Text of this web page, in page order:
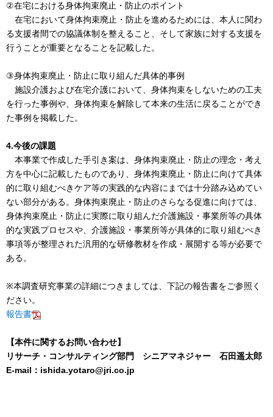
②在宅における身体拘束廃止・防止のポイント
在宅において身体拘束廃止・防止を進めるためには、本人に関わ
る支援者間での協議体制を整えること、そして家族に対する支援を
行うことが重要となることを記載した。
③身体拘束廃止・防止に取り組んだ具体的事例
施設介護および在宅介護において、身体拘束をしないための工夫
を行った事例や、身体拘束を解除して本来の生活に戻ることができ
た事例を掲載した。
4.今後の課題
本事業で作成した手引き案は、身体拘束廃止・防止の理念・考え
方を中心に記載したものであり、身体拘束廃止・防止に向けて具体
的に取り組むべきケア等の実践的な内容にまでは十分踏み込めてい
ない部分がある。身体拘束廃止・防止のさらなる促進に向けては、
身体拘束廃止・防止に実際に取り組んだ介護施設・事業所等の具体
的な実践プロセスや、介護施設・事業所等が具体的に取り組むべき
事項等が整理された汎用的な研修教材を作成・展開する等が必要で
ある。
※本調査研究事業の詳細につきましては、下記の報告書をご参照く
ださい。
報告書
【本件に関するお問い合わせ】
リサーチ・コンサルティング部門 シニアマネジャー 石田遥太郎
E-mail：ishida.yotaro@jri.co.jp